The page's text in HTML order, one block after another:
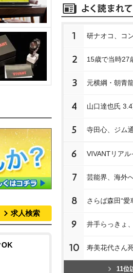
求人検索
OK
1 研ナオコ、コ
2 15歳で当時27
3 元横綱・朝青
4 山口達也氏
5 寺田心、ジム
6 VIVANTリア
7 芸能界、海外
8 さらば森田“愛
9 井手らっきょ
10 寿美花代さん
11位